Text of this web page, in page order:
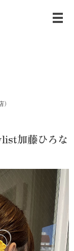
加藤ひろな